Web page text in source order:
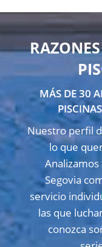
MÁS DE 30
Nuestro perfil
lo que
Analizamos
Segovia
servicio
las que
conozca